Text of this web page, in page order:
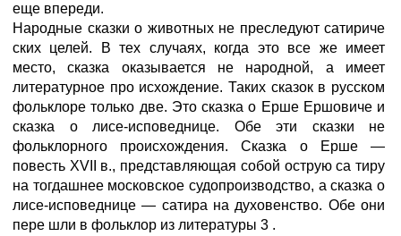
еще впереди.
Народные сказки о животных не преследуют сатириче
ских целей. В тех случаях, когда это все же имеет
место, сказка оказывается не народной, а имеет
литературное про исхождение. Таких сказок в русском
фольклоре только две. Это сказка о Ерше Ершовиче и
сказка о лисе-исповеднице. Обе эти сказки не
фольклорного происхождения. Сказка о Ерше —
повесть XVII в., представляющая собой острую са тиру
на тогдашнее московское судопроизводство, а сказка о
лисе-исповеднице — сатира на духовенство. Обе они
пере шли в фольклор из литературы 3 .